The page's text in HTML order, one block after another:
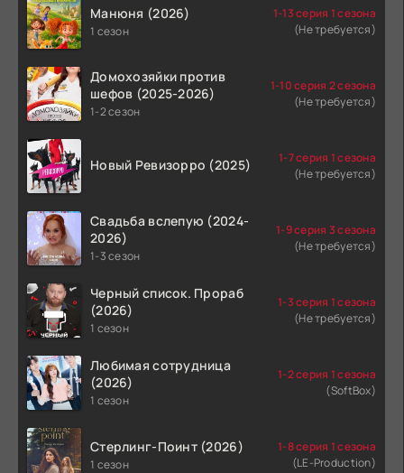
Манюня (2026)
1 сезон
1-13 серия 1 сезона
(Не требуется)
Домохозяйки против
шефов (2025-2026)
1-2 сезон
1-10 серия 2 сезона
(Не требуется)
Новый Ревизорро (2025)
1-7 серия 1 сезона
(Не требуется)
Свадьба вслепую (2024-
2026)
1-3 сезон
1-9 серия 3 сезона
(Не требуется)
Черный список. Прораб
(2026)
1 сезон
1-3 серия 1 сезона
(Не требуется)
Любимая сотрудница
(2026)
1 сезон
1-2 серия 1 сезона
(SoftBox)
Стерлинг-Поинт (2026)
1 сезон
1-8 серия 1 сезона
(LE-Production)